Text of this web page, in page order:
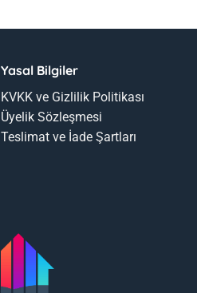
Yasal Bilgiler
KVKK ve Gizlilik Politikası
Üyelik Sözleşmesi
Teslimat ve İade Şartları